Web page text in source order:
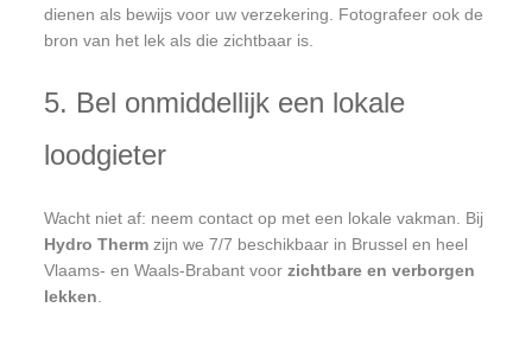
dienen als bewijs voor uw verzekering. Fotografeer ook de
bron van het lek als die zichtbaar is.
5. Bel onmiddellijk een lokale
loodgieter
Wacht niet af: neem contact op met een lokale vakman. Bij
Hydro Therm zijn we 7/7 beschikbaar in Brussel en heel
Vlaams- en Waals-Brabant voorzichtbare en verborgen
lekken